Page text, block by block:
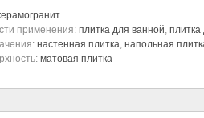
применения: плитка для ванной, плитка
настенная плитка, напольная
матовая плитка